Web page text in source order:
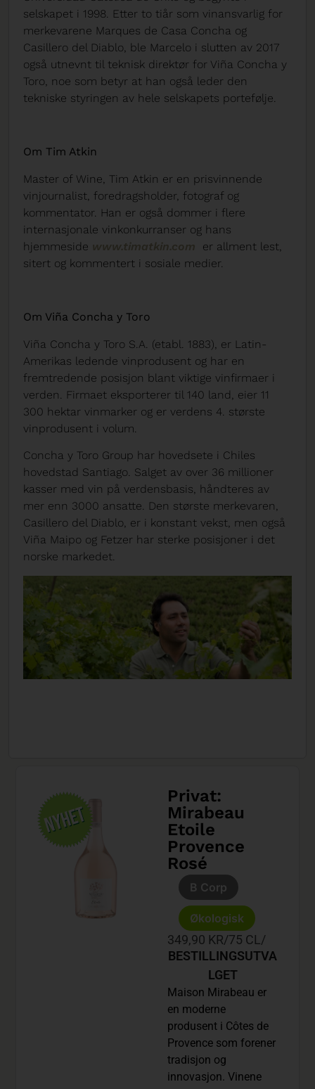
selskapet i 1998. Etter to tiår som vinansvarlig for
merkevarene Marques de Casa Concha og
Casillero del Diablo, ble Marcelo i slutten av 2017
også utnevnt til teknisk direktør for Viña Concha y
Toro, noe som betyr at han også leder den
tekniske styringen av hele selskapets portefølje.
Om Tim Atkin
Master of Wine, Tim Atkin er en prisvinnende
vinjournalist, foredragsholder, fotograf og
kommentator. Han er også dommer i flere
internasjonale vinkonkurranser og hans
hjemmeside www.timatkin.com er allment lest,
sitert og kommentert i sosiale medier.
Om Viña Concha y Toro
Viña Concha y Toro S.A. (etabl. 1883), er Latin-
Amerikas ledende vinprodusent og har en
fremtredende posisjon blant viktige vinfirmaer i
verden. Firmaet eksporterer til 140 land, eier 11
300 hektar vinmarker og er verdens 4. største
vinprodusent i volum.
Concha y Toro Group har hovedsete i Chiles
hovedstad Santiago. Salget av over 36 millioner
kasser med vin på verdensbasis, håndteres av
mer enn 3000 ansatte. Den største merkevaren,
Casillero del Diablo, er i konstant vekst, men også
Viña Maipo og Fetzer har sterke posisjoner i det
norske markedet.
Privat:
Mirabeau
Etoile
Provence
Rosé
B Corp
Økologisk
349,90 KR/75 CL /
BESTILLINGSUTVA
LGET
Maison Mirabeau er
en moderne
produsent i Côtes de
Provence som forener
tradisjon og
innovasjon. Vinene